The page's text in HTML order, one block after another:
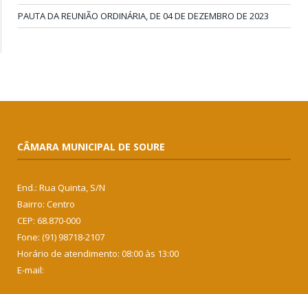
PAUTA DA REUNIÃO ORDINÁRIA, DE 04 DE DEZEMBRO DE 2023
CÂMARA MUNICIPAL DE SOURE
End.: Rua Quinta, S/N
Bairro: Centro
CEP: 68.870-000
Fone: (91) 98718-2107
Horário de atendimento: 08:00 às 13:00
E-mail: